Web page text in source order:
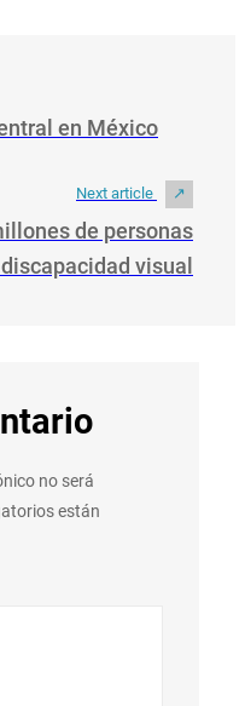
en México
Next article
de personas
visual
no será
están